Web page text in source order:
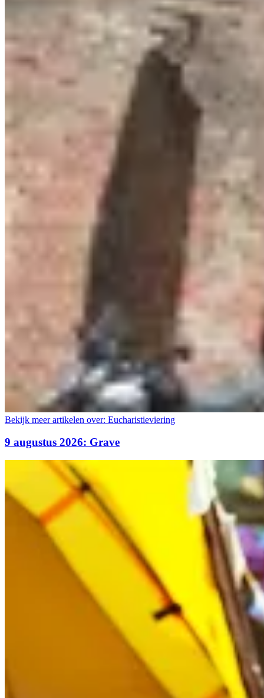
Bekijk meer artikelen over: Eucharistieviering
9 augustus 2026: Grave